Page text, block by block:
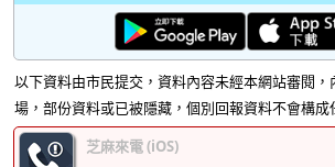
以下資料由市民提交，資料內容未經本網站審閱，
場，部份資料或已被隱藏，個別回報資料不會構成
芝麻來電 (iOS)